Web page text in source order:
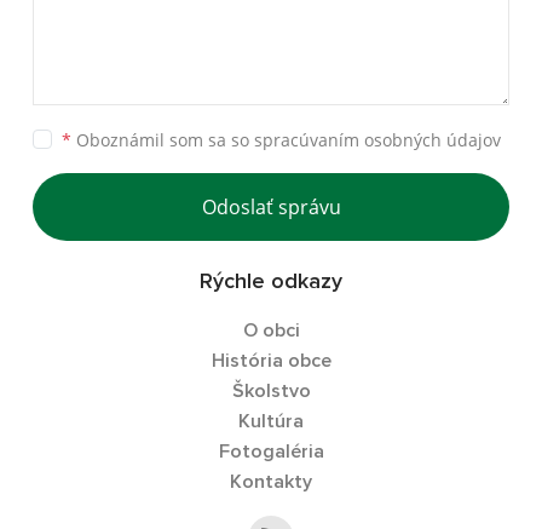
* Oboznámil som sa so spracúvaním osobných údajov
Odoslať správu
Rýchle odkazy
O obci
História obce
Školstvo
Kultúra
Fotogaléria
Kontakty